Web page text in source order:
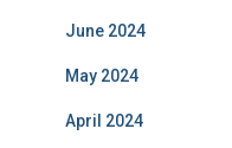
June 2024
May 2024
April 2024